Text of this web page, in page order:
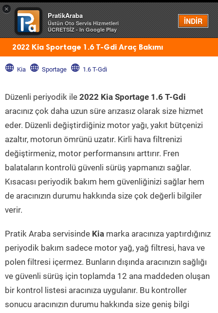
×
PratikAraba
Üstün Oto Servis Hizmetleri
ÜCRETSİZ - In Google Play
İNDİR
Menü
2022 Kia Sportage 1.6 T-Gdi Araç Bakımı
Kia Sportage 1.6 T-Gdi
Düzenli periyodik ile 2022 Kia Sportage 1.6 T-Gdi
aracınız çok daha uzun süre arızasız olarak size hizmet
eder. Düzenli değiştirdiğiniz motor yağı, yakıt bütçenizi
azaltır, motorun ömrünü uzatır. Kirli hava filtrenizi
değiştirmeniz, motor performansını arttırır. Fren
balataların kontrolü güvenli sürüş yapmanızı sağlar.
Kısacası periyodik bakım hem güvenliğinizi sağlar hem
de aracınızın durumu hakkında size çok değerli bilgiler
verir.
Pratik Araba servisinde Kia marka aracınıza yaptırdığınız
periyodik bakım sadece motor yağ, yağ filtresi, hava ve
polen filtresi içermez. Bunların dışında aracınızın sağlığı
ve güvenli sürüş için toplamda 12 ana maddeden oluşan
bir kontrol listesi aracınıza uygulanır. Bu kontroller
sonucu aracınızın durumu hakkında size geniş bilgi